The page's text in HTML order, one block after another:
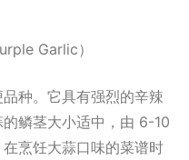
种。它具有强烈的辛辣
鳞茎大小适中，由 6-10
烹饪大蒜口味的菜谱时